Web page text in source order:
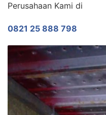
Perusahaan Kami di
0821 25 888 798